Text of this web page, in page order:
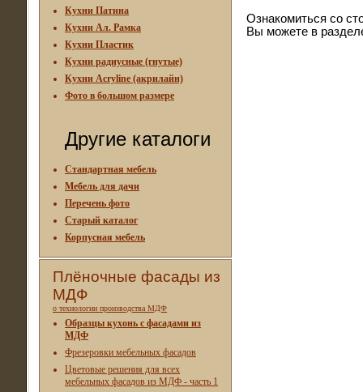
Кухни Патина
Кухни Ал. Рамка
Кухни Пластик
Кухни радиусные (гнутые)
Кухни Acryline (акрилайн)
Фото в большом размере
Другие каталоги
Стандартная мебель
Мебель для дачи
Перечень фото
Старый каталог
Корпусная мебель
Плёночные фасады из
МДФ
о технологии производства МДФ
Образцы кухонь с фасадами из
МДФ
Фрезеровки мебельных фасадов
Цветовые решения для всех
мебельных фасадов из МДФ - часть 1
Ознакомиться со
Вы можете в